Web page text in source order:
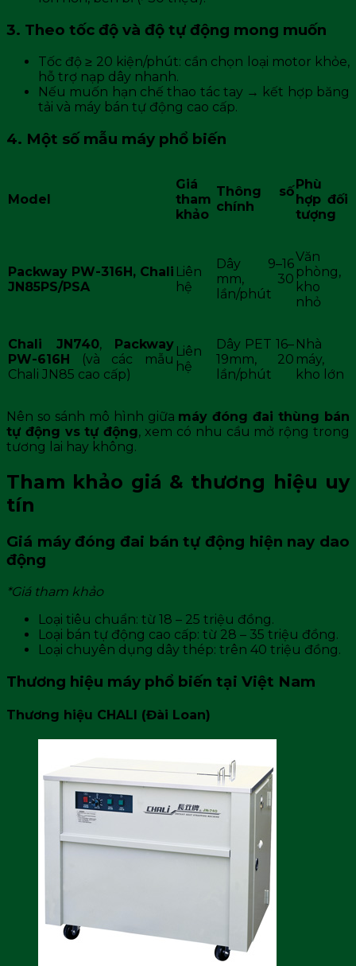
3. Theo tốc độ và độ tự động mong muốn
Tốc độ ≥ 20 kiện/phút: cần chọn loại motor khỏe,
hỗ trợ nạp dây nhanh.
Nếu muốn hạn chế thao tác tay → kết hợp băng
tải và máy bán tự động cao cấp.
4. Một số mẫu máy phổ biến
Model
Giá
tham
khảo
Thông số
chính
Phù
hợp đối
tượng
Packway PW-316H, Chali
JN85PS/PSA
Liên
hệ
Dây 9–16
mm, 30
lần/phút
Văn
phòng,
kho
nhỏ
Chali JN740,
Packway
PW-616H
(và các mẫu
Chali JN85 cao cấp)
Liên
hệ
Dây PET 16–
19mm, 20
lần/phút
Nhà
máy,
kho lớn
Nên so sánh mô hình giữa máy đóng đai thùng bán
tự động vs tự động, xem có nhu cầu mở rộng trong
tương lai hay không.
Tham khảo giá & thương hiệu uy
tín
Giá máy đóng đai bán tự động hiện nay dao
động
*Giá tham khảo
Loại tiêu chuẩn: từ 18 – 25 triệu đồng.
Loại bán tự động cao cấp: từ 28 – 35 triệu đồng.
Loại chuyên dụng dây thép: trên 40 triệu đồng.
Thương hiệu máy phổ biến tại Việt Nam
Thương hiệu CHALI (Đài Loan)